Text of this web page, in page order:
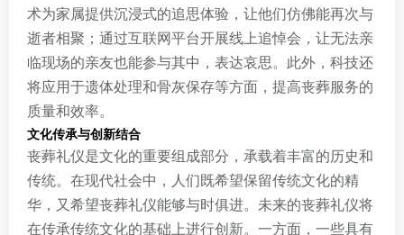
术为家属提供沉浸式的追思体验，让他们仿佛能再次与
逝者相聚；通过互联网平台开展线上追悼会，让无法亲
临现场的亲友也能参与其中，表达哀思。此外，科技还
将应用于遗体处理和骨灰保存等方面，提高丧葬服务的
质量和效率。
文化传承与创新结合
丧葬礼仪是文化的重要组成部分，承载着丰富的历史和
传统。在现代社会中，人们既希望保留传统文化的精
华，又希望丧葬礼仪能够与时俱进。未来的丧葬礼仪将
在传承传统文化的基础上进行创新。一方面，一些具有